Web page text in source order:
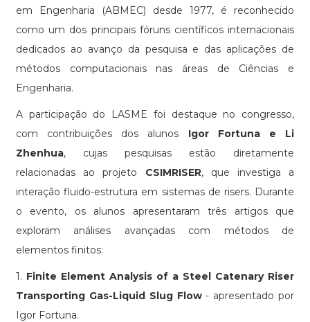
em Engenharia (ABMEC) desde 1977, é reconhecido
como um dos principais fóruns científicos internacionais
dedicados ao avanço da pesquisa e das aplicações de
métodos computacionais nas áreas de Ciências e
Engenharia.
A participação do LASME foi destaque no congresso,
com contribuições dos alunos Igor Fortuna e Li
Zhenhua, cujas pesquisas estão diretamente
relacionadas ao projeto CSIMRISER, que investiga a
interação fluido-estrutura em sistemas de risers. Durante
o evento, os alunos apresentaram três artigos que
exploram análises avançadas com métodos de
elementos finitos:
1. Finite Element Analysis of a Steel Catenary Riser
Transporting Gas-Liquid Slug Flow- apresentado por
Igor Fortuna.